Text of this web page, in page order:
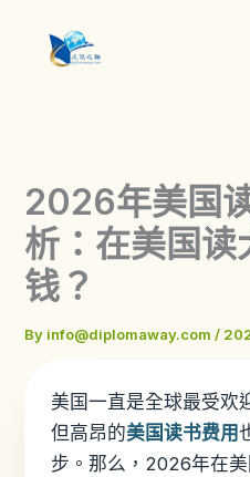
content
2026年美国
析：在美国读
钱？
By info@diplomaway.com /
美国一直是全球最受欢
但高昂的美国读书费用
步。那么，2026年在